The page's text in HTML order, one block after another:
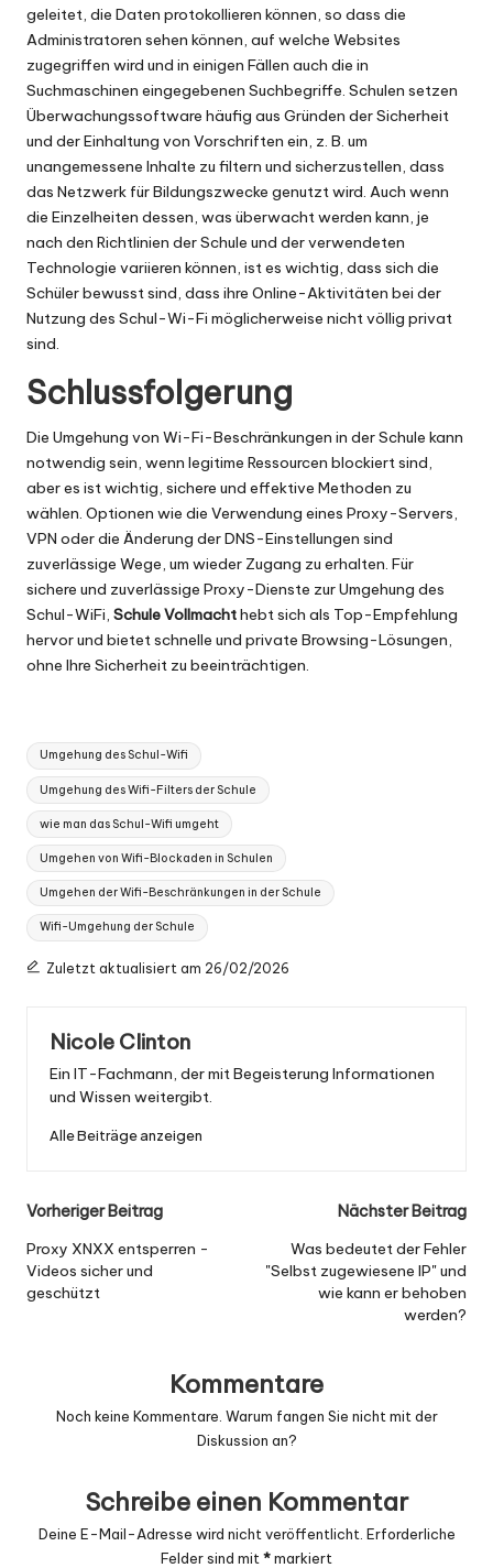
geleitet, die Daten protokollieren können, so dass die
Administratoren sehen können, auf welche Websites
zugegriffen wird und in einigen Fällen auch die in
Suchmaschinen eingegebenen Suchbegriffe. Schulen setzen
Überwachungssoftware häufig aus Gründen der Sicherheit
und der Einhaltung von Vorschriften ein, z. B. um
unangemessene Inhalte zu filtern und sicherzustellen, dass
das Netzwerk für Bildungszwecke genutzt wird. Auch wenn
die Einzelheiten dessen, was überwacht werden kann, je
nach den Richtlinien der Schule und der verwendeten
Technologie variieren können, ist es wichtig, dass sich die
Schüler bewusst sind, dass ihre Online-Aktivitäten bei der
Nutzung des Schul-Wi-Fi möglicherweise nicht völlig privat
sind.
Schlussfolgerung
Die Umgehung von Wi-Fi-Beschränkungen in der Schule kann
notwendig sein, wenn legitime Ressourcen blockiert sind,
aber es ist wichtig, sichere und effektive Methoden zu
wählen. Optionen wie die Verwendung eines Proxy-Servers,
VPN oder die Änderung der DNS-Einstellungen sind
zuverlässige Wege, um wieder Zugang zu erhalten. Für
sichere und zuverlässige Proxy-Dienste zur Umgehung des
Schul-WiFi, Schule Vollmachthebt sich als Top-Empfehlung
hervor und bietet schnelle und private Browsing-Lösungen,
ohne Ihre Sicherheit zu beeinträchtigen.
Tags:
Umgehung des Schul-Wifi
Umgehung des Wifi-Filters der Schule
wie man das Schul-Wifi umgeht
Umgehen von Wifi-Blockaden in Schulen
Umgehen der Wifi-Beschränkungen in der Schule
Wifi-Umgehung der Schule
Zuletzt aktualisiert am 26/02/2026
Nicole Clinton
Ein IT-Fachmann, der mit Begeisterung Informationen
und Wissen weitergibt.
Alle Beiträge anzeigen
Nach
der
Navigation
Vorheriger Beitrag
Proxy XNXX entsperren -
Videos sicher und
geschützt
Nächster Beitrag
Was bedeutet der Fehler
"Selbst zugewiesene IP" und
wie kann er behoben
werden?
Kommentare
Noch keine Kommentare. Warum fangen Sie nicht mit der
Diskussion an?
Schreibe einen Kommentar
Deine E-Mail-Adresse wird nicht veröffentlicht. Erforderliche
Felder sind mit *markiert